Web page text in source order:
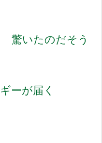
驚いたのだそう
ーが届く